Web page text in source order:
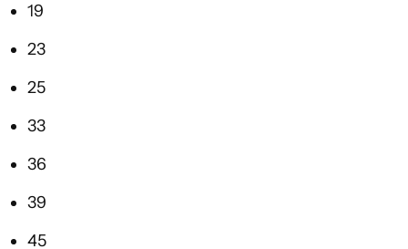
19
23
25
33
36
39
45